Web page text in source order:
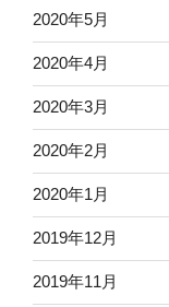
2020年5月
2020年4月
2020年3月
2020年2月
2020年1月
2019年12月
2019年11月